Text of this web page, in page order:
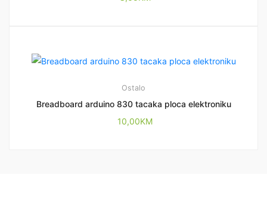
Ostalo
Breadboard arduino 830 tacaka ploca elektroniku
10,00KM